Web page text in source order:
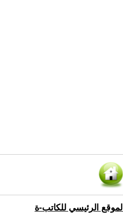
الموقع الرئيسي للكاتب-ة